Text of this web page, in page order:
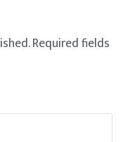
Required fields